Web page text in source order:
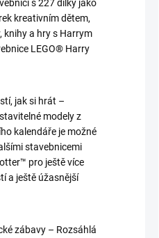
s 227 dílky jako
kreativním dětem,
knihy a hry s Harrym
LEGO® Harry
jak si hrát –
modely z
kalendáře je možné
stavebnicemi
pro ještě více
a ještě úžasnější
zábavy – Rozsáhlá